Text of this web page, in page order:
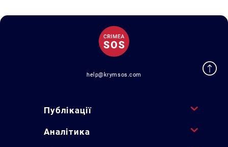
help@krymsos.com
Публікації
Аналітика